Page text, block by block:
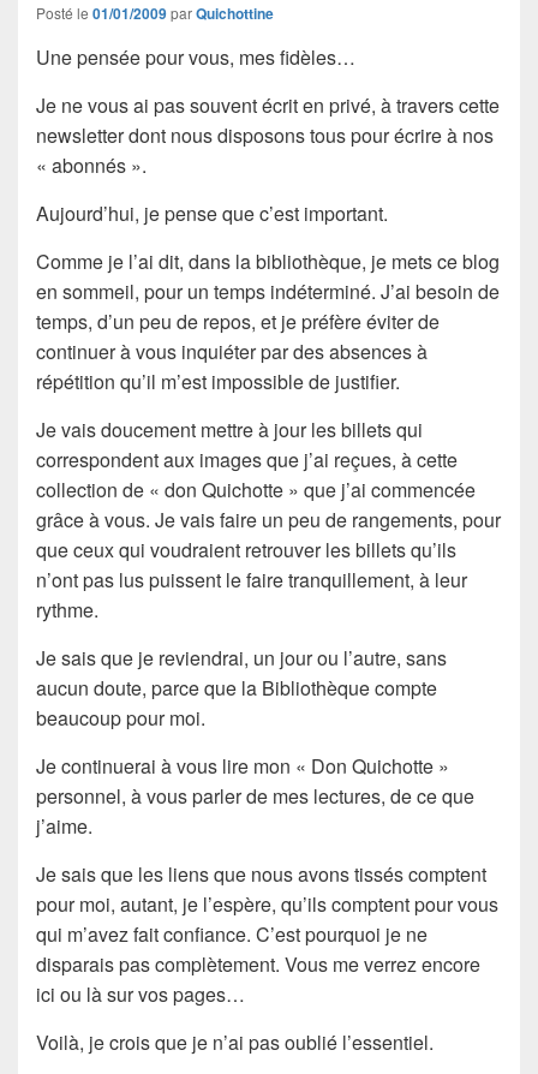
Posté le 01/01/2009parQuichottine
Une pensée pour vous, mes fidèles…
Je ne vous ai pas souvent écrit en privé, à travers cette
newsletter dont nous disposons tous pour écrire à nos
« abonnés ».
Aujourd’hui, je pense que c’est important.
Comme je l’ai dit, dans la bibliothèque, je mets ce blog
en sommeil, pour un temps indéterminé. J’ai besoin de
temps, d’un peu de repos, et je préfère éviter de
continuer à vous inquiéter par des absences à
répétition qu’il m’est impossible de justifier.
Je vais doucement mettre à jour les billets qui
correspondent aux images que j’ai reçues, à cette
collection de « don Quichotte » que j’ai commencée
grâce à vous. Je vais faire un peu de rangements, pour
que ceux qui voudraient retrouver les billets qu’ils
n’ont pas lus puissent le faire tranquillement, à leur
rythme.
Je sais que je reviendrai, un jour ou l’autre, sans
aucun doute, parce que la Bibliothèque compte
beaucoup pour moi.
Je continuerai à vous lire mon « Don Quichotte »
personnel, à vous parler de mes lectures, de ce que
j’aime.
Je sais que les liens que nous avons tissés comptent
pour moi, autant, je l’espère, qu’ils comptent pour vous
qui m’avez fait confiance. C’est pourquoi je ne
disparais pas complètement. Vous me verrez encore
ici ou là sur vos pages…
Voilà, je crois que je n’ai pas oublié l’essentiel.